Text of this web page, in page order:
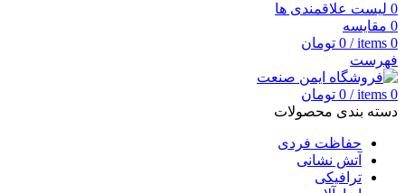
0 لیست علاقمندی ها
0 مقایسه
0
items
/
0 تومان
فهرست
0
items
/
0 تومان
دسته بندی محصولات
حفاظت فردی
آتش نشانی
ترافیکی